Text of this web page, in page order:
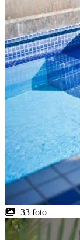
+33 foto